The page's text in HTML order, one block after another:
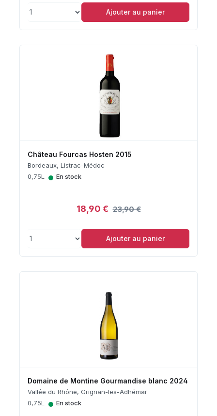
Ajouter au panier
Château Fourcas Hosten 2015
Bordeaux, Listrac-Médoc
0,75L
• En stock
18,90 € 23,90 €
Ajouter au panier
Domaine de Montine Gourmandise blanc 2024
Vallée du Rhône, Grignan-les-Adhémar
0,75L
• En stock